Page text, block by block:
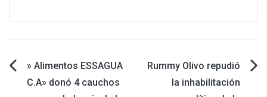
Navegación
» Alimentos ESSAGUA
C.A» donó 4 cauchos
Rummy Olivo repudió
la inhabilitación